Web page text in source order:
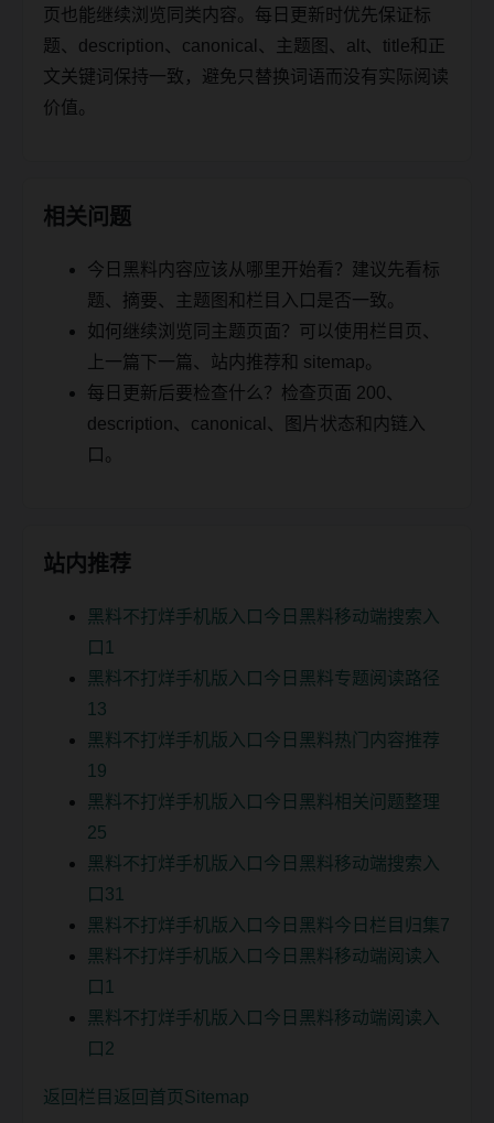
页也能继续浏览同类内容。每日更新时优先保证标
题、description、canonical、主题图、alt、title和正
文关键词保持一致，避免只替换词语而没有实际阅读
价值。
相关问题
今日黑料内容应该从哪里开始看？建议先看标
题、摘要、主题图和栏目入口是否一致。
如何继续浏览同主题页面？可以使用栏目页、
上一篇下一篇、站内推荐和 sitemap。
每日更新后要检查什么？检查页面 200、
description、canonical、图片状态和内链入
口。
站内推荐
黑料不打烊手机版入口今日黑料移动端搜索入
口1
黑料不打烊手机版入口今日黑料专题阅读路径
13
黑料不打烊手机版入口今日黑料热门内容推荐
19
黑料不打烊手机版入口今日黑料相关问题整理
25
黑料不打烊手机版入口今日黑料移动端搜索入
口31
黑料不打烊手机版入口今日黑料今日栏目归集7
黑料不打烊手机版入口今日黑料移动端阅读入
口1
黑料不打烊手机版入口今日黑料移动端阅读入
口2
返回栏目 返回首页 Sitemap